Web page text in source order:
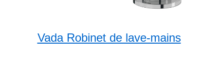
Vada Robinet de lave-mains